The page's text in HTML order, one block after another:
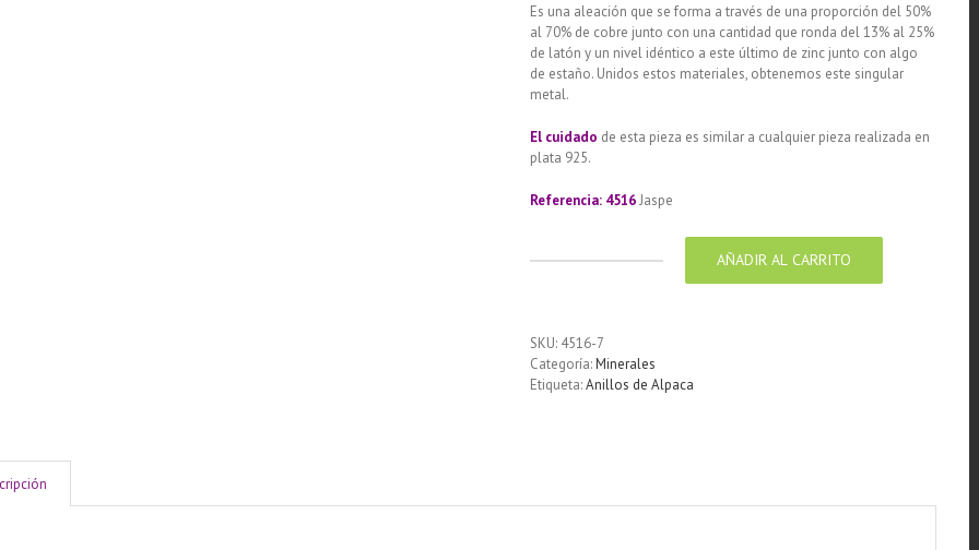
Es una aleación que se forma a través de una proporción del 50%
al 70% de cobre junto con una cantidad que ronda del 13% al 25%
de latón y un nivel idéntico a este último de zinc junto con algo
de estaño. Unidos estos materiales, obtenemos este singular
metal.
El cuidado de esta pieza es similar a cualquier pieza realizada en
plata 925.
Referencia: 4516Jaspe
en
plata
diseño
AÑADIR AL CARRITO
SKU: 4516-7
Categoría:Minerales
Etiqueta:Anillos de Alpaca